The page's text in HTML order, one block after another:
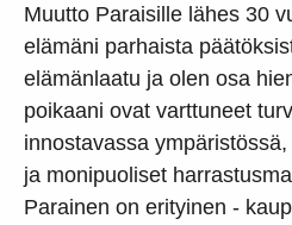
Muutto Paraisille lähes 30
elämäni parhaista
elämänlaatu ja olen osa
poikaani ovat varttuneet
innostavassa
ja monipuoliset
Parainen on erityinen -